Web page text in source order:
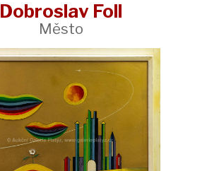
Dobroslav Foll
Město